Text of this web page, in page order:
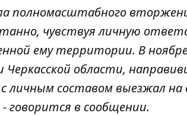
полномасштабного
чувствуя личную
ему территории. В
Черкасской области,
личным составом выезжал на
говорится в сообщении.